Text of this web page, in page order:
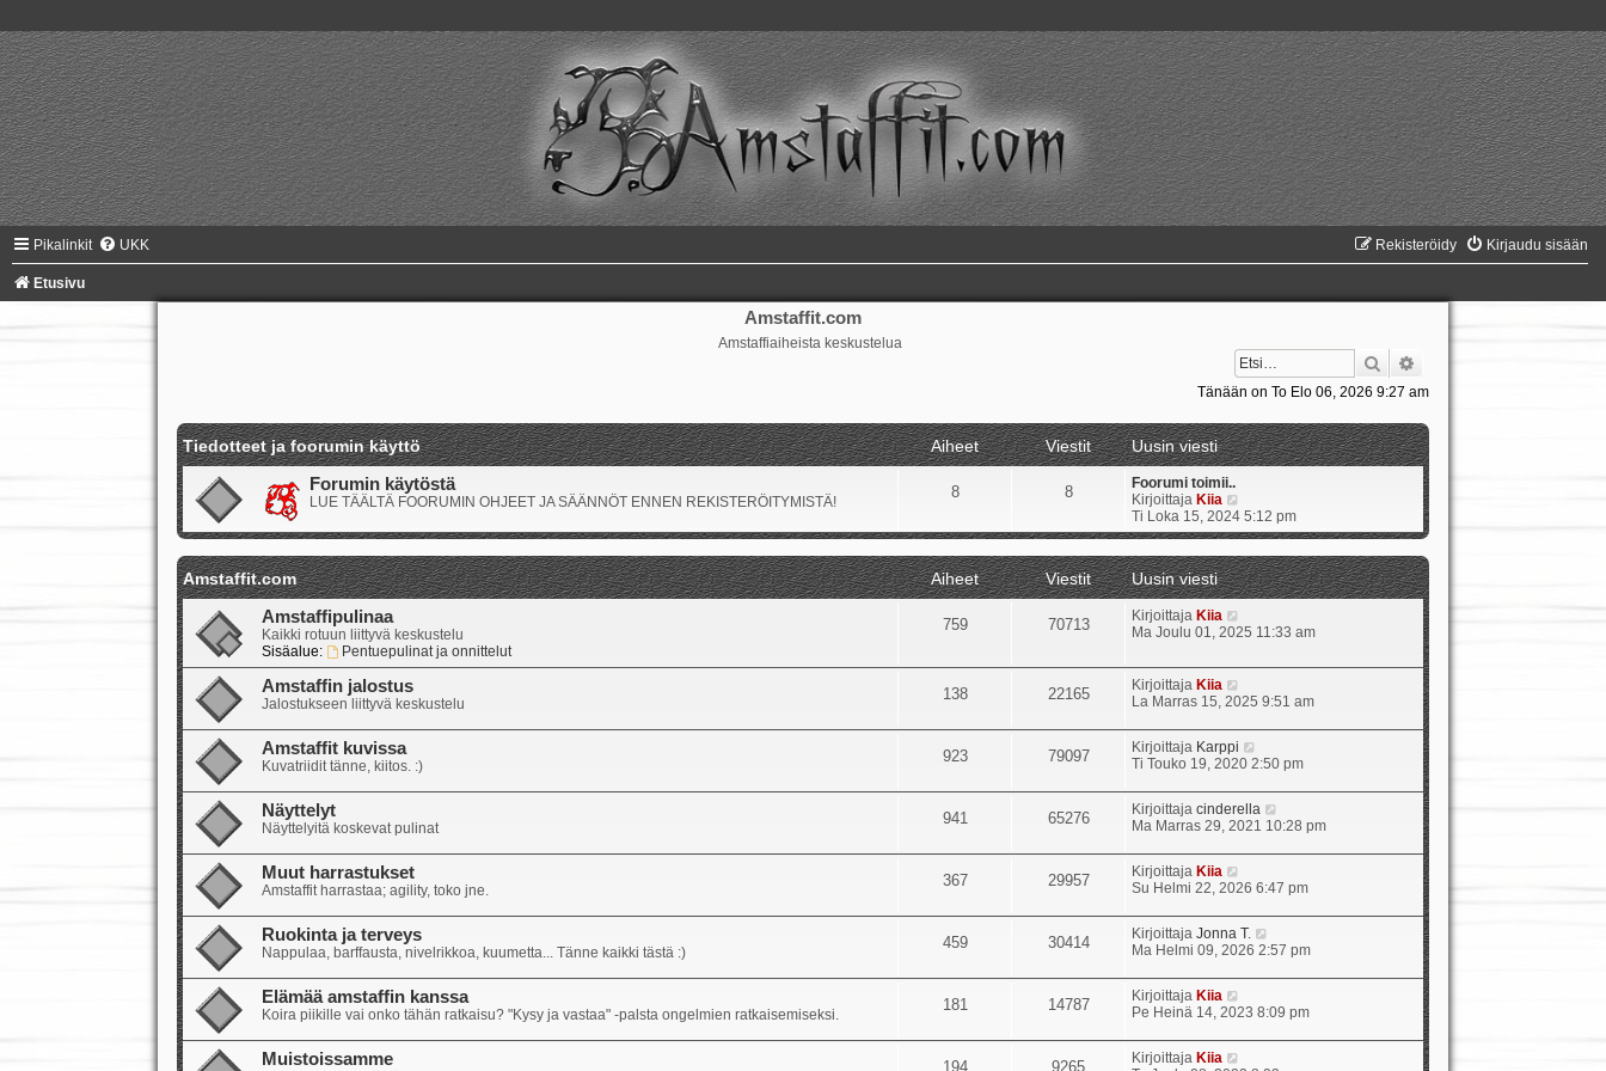
Pikalinkit UKK Kirjaudu sisään
Rekisteröidy
Etusivu
Amstaffit.com
Amstaffiaiheista keskustelua
Etsi
Tänään on To Elo 06, 2026 9:27 am
Tiedotteet ja foorumin käyttö Aiheet Viestit
Uusin viesti
Forumin käytöstä
LUE TÄÄLTÄ FOORUMIN OHJEET JA SÄÄNNÖT ENNEN REKISTERÖITYMISTÄ!
8 8
Foorumi toimii..
KirjoittajaKiia
ä
y
ä
u
u
i
v
e
t
Ti Loka 15, 2024 5:12 pm
Amstaffit.com Aiheet Viestit
Uusin viesti
Amstaffipulinaa
Kaikki rotuun liittyvä keskustelu
Sisäalue:
Pentuepulinat ja onnittelut
759 70713 KirjoittajaKiia
ä
t
u
s
n
i
e
s
Ma Joulu 01, 2025 11:33 am
Amstaffin jalostus
Jalostukseen liittyvä keskustelu
138 22165 KirjoittajaKiia
ä
t
ä
u
s
i
n
v
e
t
i
La Marras 15, 2025 9:51 am
Amstaffit kuvissa
Kuvatriidit tänne, kiitos. :)
923 79097 Kirjoittaja Karppi
ä
t
ä
u
i
n
v
i
e
t
Ti Touko 19, 2020 2:50 pm
Näyttelyt
Näyttelyitä koskevat pulinat
941 65276 Kirjoittajacinderella
ä
t
u
i
n
v
e
t
Ma Marras 29, 2021 10:28 pm
Muut harrastukset
Amstaffit harrastaa; agility, toko jne.
367 29957 KirjoittajaKiia
ä
t
ä
u
i
n
v
Su Helmi 22, 2026 6:47 pm
Ruokinta ja terveys
Nappulaa, barffausta, nivelrikkoa, kuumetta... Tänne kaikki tästä :)
459 30414 KirjoittajaJonna T.
ä
t
u
i
Ma Helmi 09, 2026 2:57 pm
Elämää amstaffin kanssa
Koira piikille vai onko tähän ratkaisu? "Kysy ja vastaa" -palsta ongelmien ratkaisemiseksi.
181 14787 KirjoittajaKiia
ä
t
Pe Heinä 14, 2023 8:09 pm
Muistoissamme 194 9265 KirjoittajaKiia